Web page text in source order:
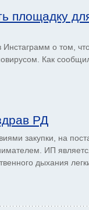
площадку
Инстаграмм о том,
Как
РД
закупки, на
ИП
дыхания